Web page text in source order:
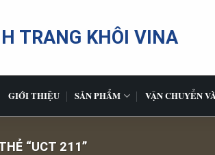
TRANG KHÔI VINA
GIỚI THIỆU SẢN PHẨM VẬN CHUYỂN
“UCT 211”